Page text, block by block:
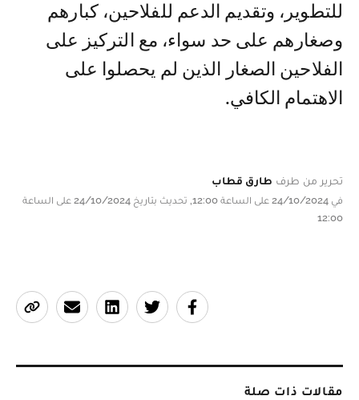
للتطوير، وتقديم الدعم للفلاحين، كبارهم
وصغارهم على حد سواء، مع التركيز على
الفلاحين الصغار الذين لم يحصلوا على
الاهتمام الكافي.
تحرير من طرف طارق قطاب
في 24/10/2024 على الساعة 12:00, تحديث بتاريخ 24/10/2024 على الساعة
12:00
مقالات ذات صلة